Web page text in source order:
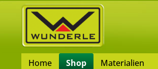
Home Shop Materialien